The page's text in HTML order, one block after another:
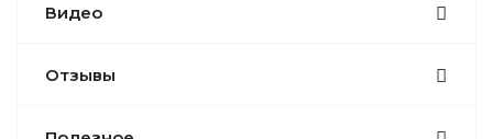
Видео
Отзывы